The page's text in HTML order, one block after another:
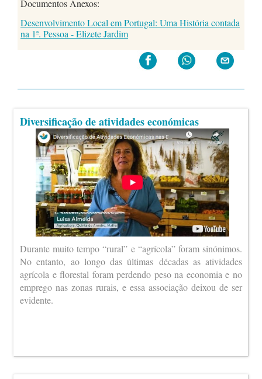
Documentos Anexos:
Desenvolvimento Local em Portugal: Uma História contada
na 1ª. Pessoa - Elizete Jardim
Diversificação de atividades económicas
Durante muito tempo “rural” e “agrícola” foram sinónimos.
No entanto, ao longo das últimas décadas as atividades
agrícola e florestal foram perdendo peso na economia e no
emprego nas zonas rurais, e essa associação deixou de ser
evidente.